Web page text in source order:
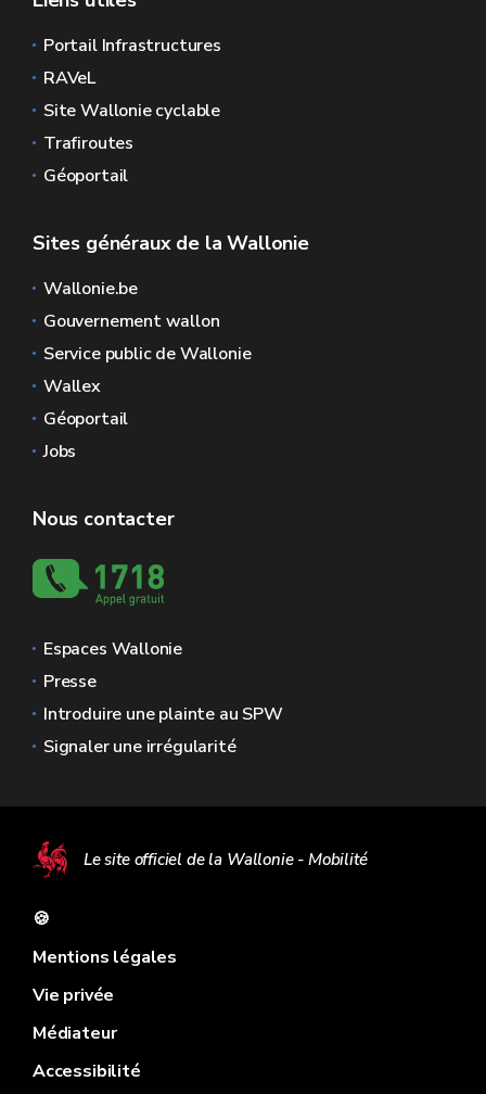
Portail Infrastructures
RAVeL
Site Wallonie cyclable
Trafiroutes
Géoportail
Sites généraux de la Wallonie
Wallonie.be
Gouvernement wallon
Service public de Wallonie
Wallex
Géoportail
Jobs
Nous contacter
Espaces Wallonie
Presse
Introduire une plainte au SPW
Signaler une irrégularité
Le site officiel de la Wallonie - Mobilité
🍪
Mentions légales
Vie privée
Médiateur
Accessibilité